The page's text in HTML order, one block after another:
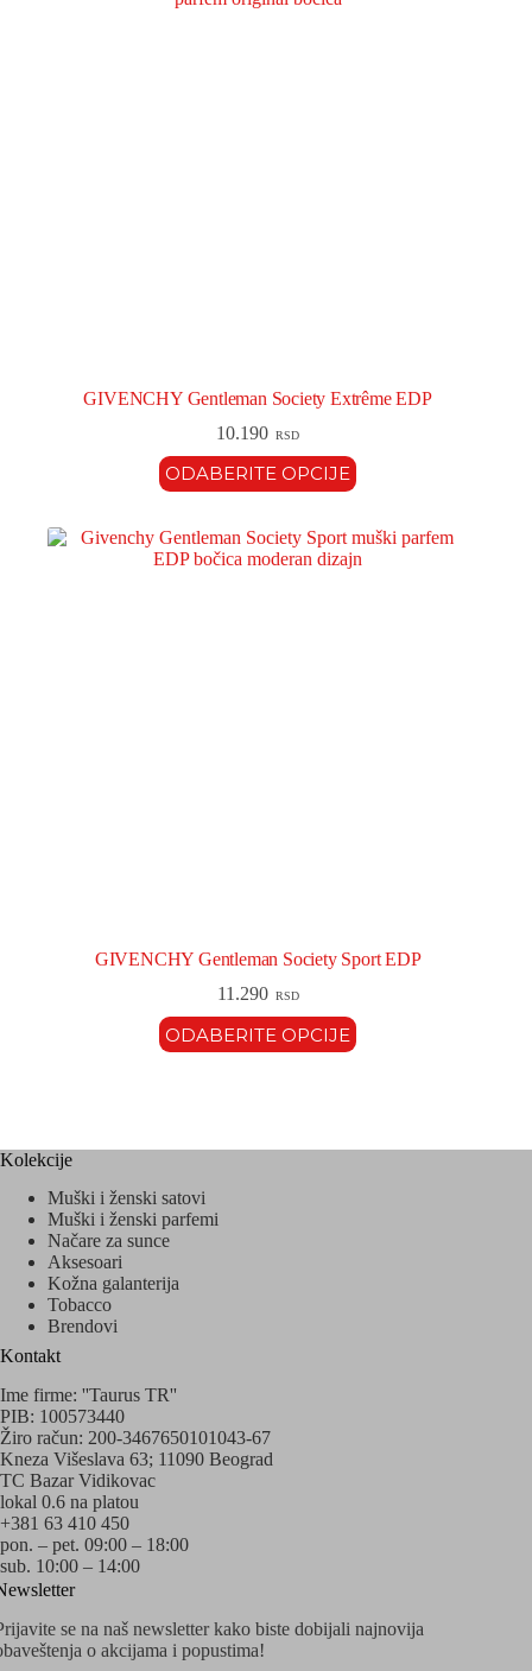
GIVENCHY Gentleman Society Extrême EDP
10.190 RSD
ODABERITE OPCIJE
GIVENCHY Gentleman Society Sport EDP
11.290 RSD
ODABERITE OPCIJE
Kolekcije
Muški i ženski satovi
Muški i ženski parfemi
Načare za sunce
Aksesoari
Kožna galanterija
Tobacco
Brendovi
Kontakt
Ime firme: ''Taurus TR''
PIB: 100573440
Žiro račun: 200-3467650101043-67
Kneza Višeslava 63; 11090 Beograd
TC Bazar Vidikovac
lokal 0.6 na platou
+381 63 410 450
pon. – pet. 09:00 – 18:00
sub. 10:00 – 14:00
se na naš newsletter kako biste dobijali najnovija
o akcijama i popustima!